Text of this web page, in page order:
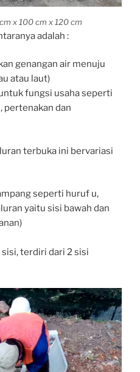
x 100 cm x 120 cm
adalah :
genangan air menuju
atau laut)
fungsi usaha seperti
pertenakan dan
terbuka ini bervariasi
seperti huruf u,
yaitu sisi bawah dan
terdiri dari 2 sisi